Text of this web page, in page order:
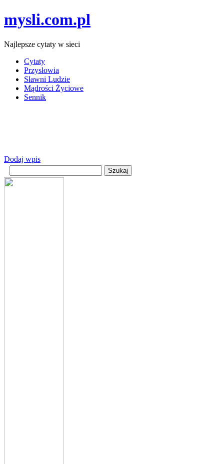
mysli.com.pl
Najlepsze cytaty w sieci
Cytaty
Przysłowia
Sławni Ludzie
Mądrości Życiowe
Sennik
Dodaj wpis